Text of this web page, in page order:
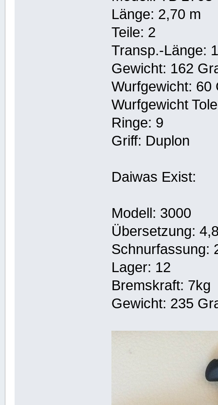
Länge: 2,70 m
Teile: 2
Transp.-Länge:
Gewicht: 162
Wurfgewicht: 60
Wurfgewicht
Ringe: 9
Griff: Duplon
Daiwas Exist:
Modell: 3000
Übersetzung:
Schnurfassung:
Lager: 12
Bremskraft: 7kg
Gewicht: 235